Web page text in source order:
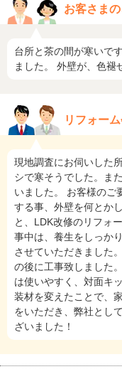
お客さま
台所と茶の間が寒いで
ました。 外壁が、色褪
リフォー
現地調査にお伺いした
シで寒そうでした。ま
いました。 お客様のご
する事、外壁を何とか
と、LDK改修のリフォ
事中は、養生をしっか
させていただきました
の後に工事致しました
は使いやすく、対面キ
装材を変えたことで、
をいただき、弊社とし
ざいました！